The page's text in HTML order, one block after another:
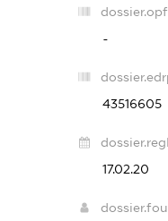
-
43516605
17.02.20